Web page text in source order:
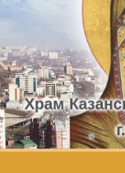
Храм